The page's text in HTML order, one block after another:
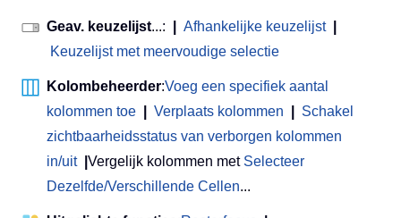
Geav. keuzelijst...: Afhankelijke keuzelijst
Keuzelijst met meervoudige selectie
Kolombeheerder:Voeg een specifiek aantal
kolommen toe
Verplaats kolommen
Schakel
zichtbaarheidsstatus van verborgen kolommen
in/uit
Vergelijk kolommen met Selecteer
Dezelfde/Verschillende Cellen...